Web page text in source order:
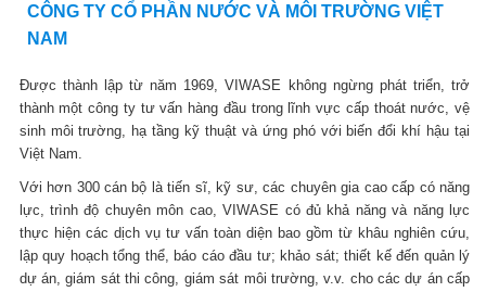
CÔNG TY CỔ PHẦN NƯỚC VÀ MÔI TRƯỜNG VIỆT
NAM
Được thành lập từ năm 1969, VIWASE không ngừng phát triển, trở
thành một công ty tư vấn hàng đầu trong lĩnh vực cấp thoát nước, vệ
sinh môi trường, hạ tầng kỹ thuật và ứng phó với biến đổi khí hậu tại
Việt Nam.
Với hơn 300 cán bộ là tiến sĩ, kỹ sư, các chuyên gia cao cấp có năng
lực, trình độ chuyên môn cao, VIWASE có đủ khả năng và năng lực
thực hiện các dịch vụ tư vấn toàn diện bao gồm từ khâu nghiên cứu,
lập quy hoạch tổng thể, báo cáo đầu tư; khảo sát; thiết kế đến quản lý
dự án, giám sát thi công, giám sát môi trường, v.v. cho các dự án cấp